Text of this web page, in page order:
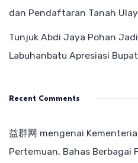
dan Pendaftaran Tanah
Tunjuk Abdi Jaya Pohan
Labuhanbatu Apresiasi
Recent Comments
益群网 mengenai
Pertemuan, Bahas Berbagai